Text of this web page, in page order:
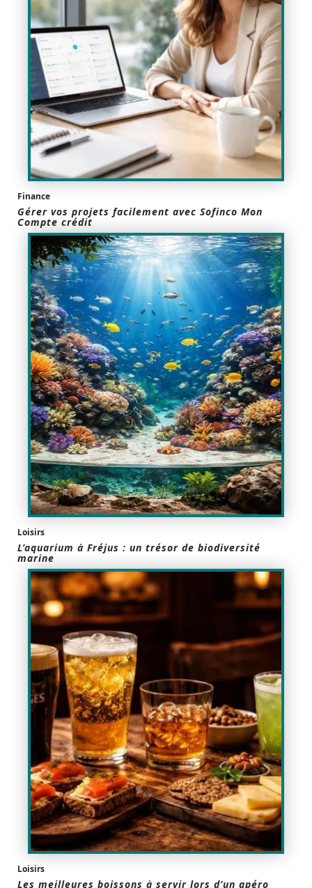
Finance
Gérer vos projets facilement avec Sofinco Mon
Compte crédit
Loisirs
L’aquarium à Fréjus : un trésor de biodiversité
marine
Loisirs
Les meilleures boissons à servir lors d’un apéro